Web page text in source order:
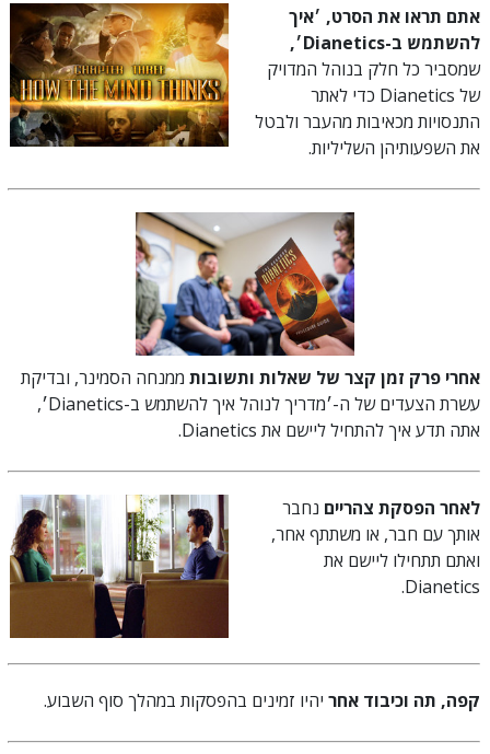
אתם תראו את הסרט, ׳איך
להשתמש ב-Dianetics׳,
שמסביר כל חלק בנוהל המדויק
של Dianetics כדי לאתר
התנסויות מכאיבות מהעבר ולבטל
את השפעותיהן השליליות.
אחרי פרק זמן קצר של שאלות ותשובות ממנחה הסמינר, ובדיקת
עשרת הצעדים של
ה-׳מדריך לנוהל איך להשתמש ב-Dianetics׳,
אתה תדע איך להתחיל ליישם את Dianetics.
לאחר הפסקת צהריים נחבר
אותך עם חבר, או משתתף אחר,
ואתם תתחילו ליישם את
Dianetics.
קפה, תה וכיבוד אחר יהיו זמינים בהפסקות במהלך סוף השבוע.